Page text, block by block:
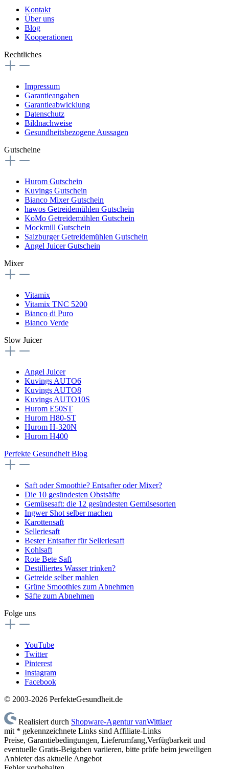
Kontakt
Über uns
Blog
Kooperationen
Rechtliches
Impressum
Garantieangaben
Garantieabwicklung
Datenschutz
Bildnachweise
Gesundheitsbezogene Aussagen
Gutscheine
Hurom Gutschein
Kuvings Gutschein
Bianco Mixer Gutschein
hawos Getreidemühlen Gutschein
KoMo Getreidemühlen Gutschein
Mockmill Gutschein
Salzburger Getreidemühlen Gutschein
Angel Juicer Gutschein
Mixer
Vitamix
Vitamix TNC 5200
Bianco di Puro
Bianco Verde
Slow Juicer
Angel Juicer
Kuvings AUTO6
Kuvings AUTO8
Kuvings AUTO10S
Hurom E50ST
Hurom H80-ST
Hurom H-320N
Hurom H400
Perfekte Gesundheit Blog
Saft oder Smoothie? Entsafter oder Mixer?
Die 10 gesündesten Obstsäfte
Gemüsesaft: die 12 gesündesten Gemüsesorten
Ingwer Shot selber machen
Karottensaft
Selleriesaft
Bester Entsafter für Selleriesaft
Kohlsaft
Rote Bete Saft
Destilliertes Wasser trinken?
Getreide selber mahlen
Grüne Smoothies zum Abnehmen
Säfte zum Abnehmen
Folge uns
YouTube
Twitter
Pinterest
Instagram
Facebook
© 2003-2026 PerfekteGesundheit.de
Realisiert durch Shopware-Agentur vanWittlaer
mit * gekennzeichnete Links sind Affiliate-Links
Preise, Garantiebedingungen, Lieferumfang,Verfügbarkeit und
eventuelle Gratis-Beigaben variieren, bitte prüfe beim jeweiligen
Anbieter das aktuelle Angebot